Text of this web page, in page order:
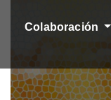
Colaboración